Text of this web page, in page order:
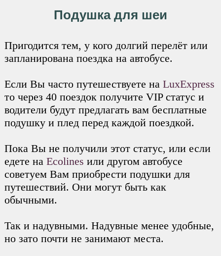
Подушка для шеи
Пригодится тем, у кого долгий перелёт или
запланирована поездка на автобусе.
Если Вы часто путешествуете на LuxExpress
то через 40 поездок получите VIP статус и
водители будут предлагать вам бесплатные
подушку и плед перед каждой поездкой.
Пока Вы не получили этот статус, или если
едете на Ecolines или другом автобусе
советуем Вам приобрести подушки для
путешествий. Они могут быть как
обычными.
Так и надувными. Надувные менее удобные,
но зато почти не занимают места.